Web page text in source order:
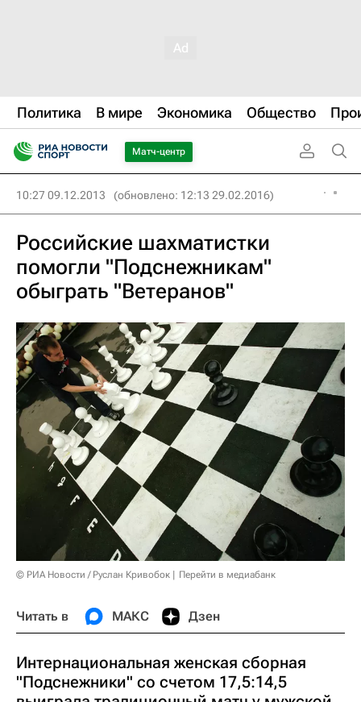
Политика В мире Экономика Общество
Матч-центр
10:27 09.12.2013 (обновлено: 12:13 29.02.2016)
Российские шахматистки
помогли "Подснежникам"
обыграть "Ветеранов"
© РИА Новости / Руслан Кривобок Перейти в медиабанк
Читать в МАКС Дзен
Интернациональная женская сборная
"Подснежники" со счетом 17,5:14,5